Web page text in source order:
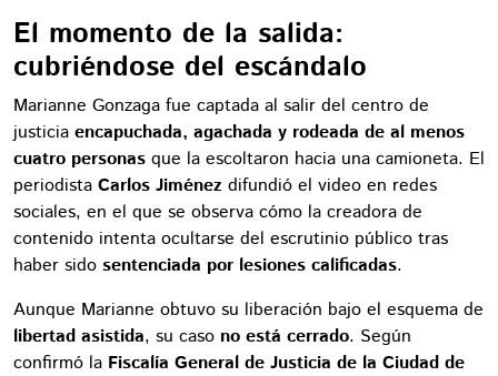
El momento de la salida:
cubriéndose del escándalo
Marianne Gonzaga fue captada al salir del centro de
justicia encapuchada, agachada y rodeada de al menos
cuatro personas que la escoltaron hacia una camioneta. El
periodista Carlos Jiménez difundió el video en redes
sociales, en el que se observa cómo la creadora de
contenido intenta ocultarse del escrutinio público tras
haber sido sentenciada por lesiones calificadas.
Aunque Marianne obtuvo su liberación bajo el esquema de
libertad asistida, su caso no está cerrado. Según
confirmó la Fiscalía General de Justicia de la Ciudad de